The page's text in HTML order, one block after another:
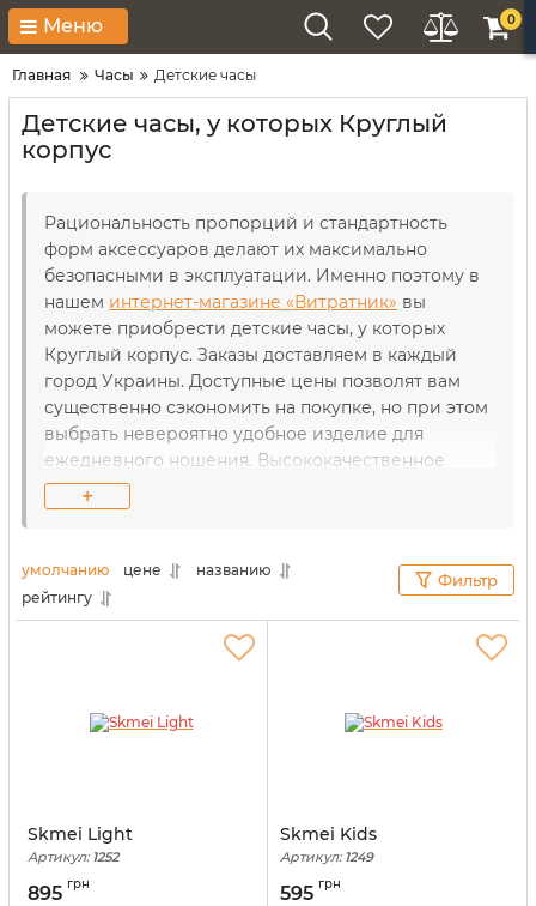
Меню 0
Главная Часы Детские часы
Детские часы, у которых Круглый
корпус
Рациональность пропорций и стандартность
форм аксессуаров делают их максимально
безопасными в эксплуатации. Именно поэтому в
нашем интернет-магазине «Витратник» вы
можете приобрести детские часы, у которых
Круглый корпус. Заказы доставляем в каждый
город Украины. Доступные цены позволят вам
существенно сэкономить на покупке, но при этом
выбрать невероятно удобное изделие для
ежедневного ношения. Высококачественное
исполнение каждой из представленных моделей
станет гарантией долгого срока службы изделия.
полученный от любящих родителей.
+
умолчанию цене
названию
рейтингу
Фильтр
Skmei Light
Артикул:1252
895 грн
Skmei Kids
Артикул:1249
595 грн